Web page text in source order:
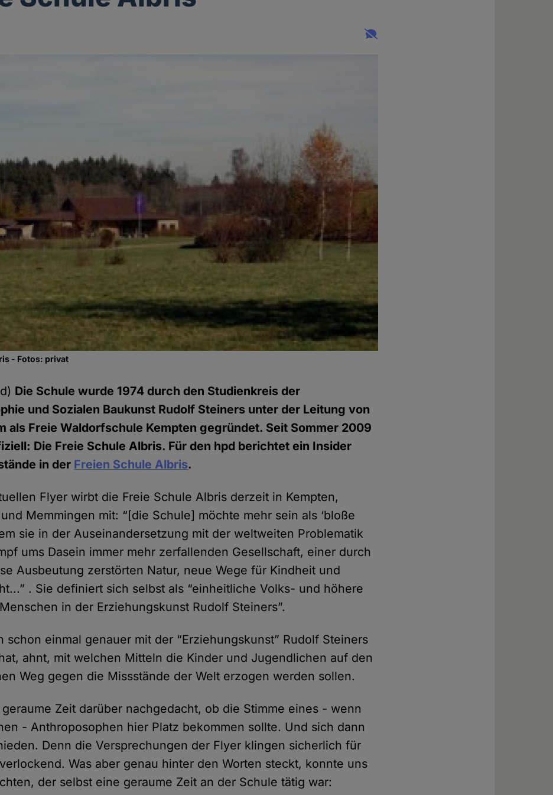
- Fotos: privat
Die Schule wurde 1974 durch den Studienkreis der
und Sozialen Baukunst Rudolf Steiners unter der Leitung von
als Freie Waldorfschule Kempten gegründet. Seit Sommer 2009
Die Freie Schule Albris. Für den hpd berichtet ein Insider
in der Freien Schule Albris.
Flyer wirbt die Freie Schule Albris derzeit in Kempten,
Memmingen mit: “[die Schule] möchte mehr sein als ‘bloße
sie in der Auseinandersetzung mit der weltweiten Problematik
ums Dasein immer mehr zerfallenden Gesellschaft, einer durch
Ausbeutung zerstörten Natur, neue Wege für Kindheit und
. Sie definiert sich selbst als “einheitliche Volks- und höhere
in der Erziehungskunst Rudolf Steiners”.
schon einmal genauer mit der “Erziehungskunst” Rudolf Steiners
ahnt, mit welchen Mitteln die Kinder und Jugendlichen auf den
Weg gegen die Missstände der Welt erzogen werden sollen.
Zeit darüber nachgedacht, ob die Stimme eines - wenn
- Anthroposophen hier Platz bekommen sollte. Und sich dann
Denn die Versprechungen der Flyer klingen sicherlich für
Was aber genau hinter den Worten steckt, konnte uns
der selbst eine geraume Zeit an der Schule tätig war: